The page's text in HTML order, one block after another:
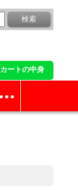
カートの中身